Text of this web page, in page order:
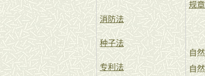
消防法
种子法
专利法
规
自
自